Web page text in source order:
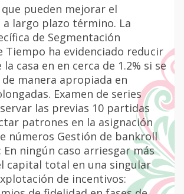
pueden mejorar el
largo plazo término. La
de Segmentación
Tiempo ha evidenciado reducir
casa en en cerca de 1.2% si se
manera apropiada en
Examen de series
las previas 10 partidas
patrones en la asignación
números Gestión de bankroll
ningún caso arriesgar más
capital total en una singular
de incentivos: